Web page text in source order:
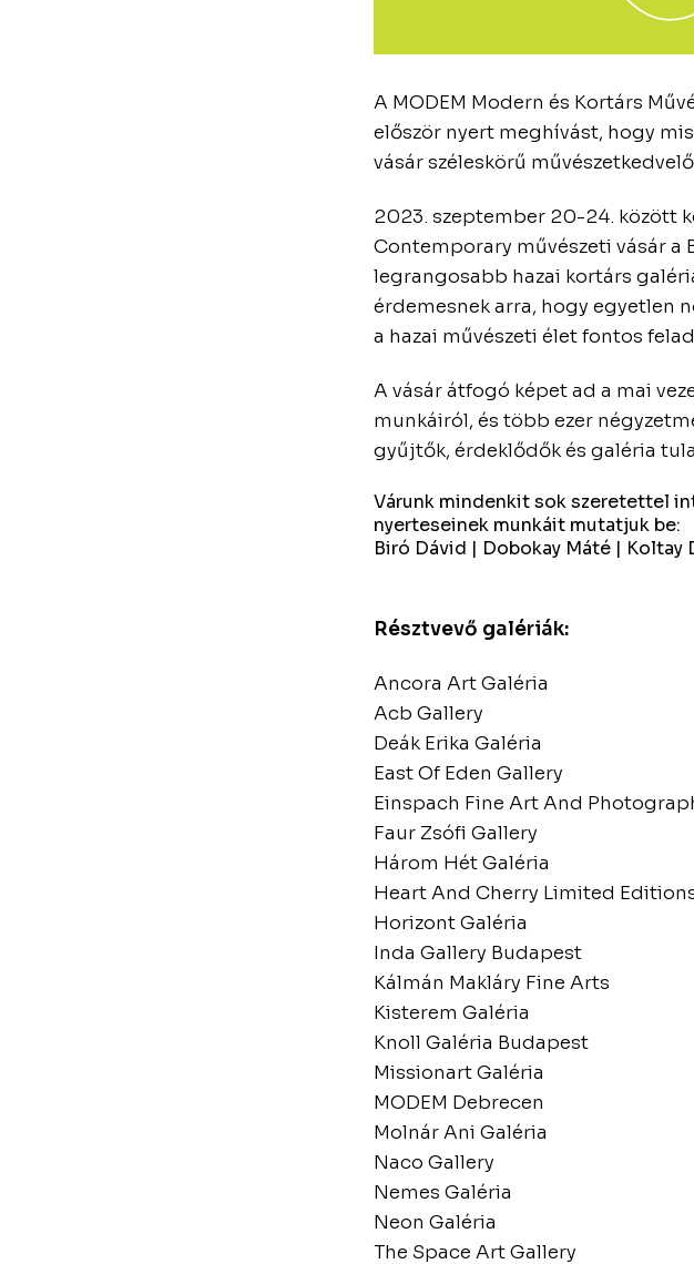
A MODEM Modern és Kortárs
először nyert meghívást, hogy
vásár széleskörű
2023. szeptember 20-24. között
Contemporary művészeti vásár a
legrangosabb hazai kortárs
érdemesnek arra, hogy egyetlen
a hazai művészeti élet fontos
A vásár átfogó képet ad a mai
munkáiról, és több ezer
gyűjtők, érdeklődők és galéria
Várunk mindenkit sok szeretettel
nyerteseinek munkáit mutatjuk be:
Biró Dávid | Dobokay Máté |
Résztvevő galériák:
Ancora Art Galéria
Acb Gallery
Deák Erika Galéria
East Of Eden Gallery
Einspach Fine Art And
Faur Zsófi Gallery
Három Hét Galéria
Heart And Cherry Limited
Horizont Galéria
Inda Gallery Budapest
Kálmán Makláry Fine Arts
Kisterem Galéria
Knoll Galéria Budapest
Missionart Galéria
MODEM Debrecen
Molnár Ani Galéria
Naco Gallery
Nemes Galéria
Neon Galéria
The Space Art Gallery